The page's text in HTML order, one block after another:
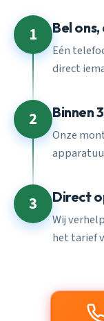
1 Bel
Eén
direct
2 Binnen
Onze
3 Direct
Wij
het tarief